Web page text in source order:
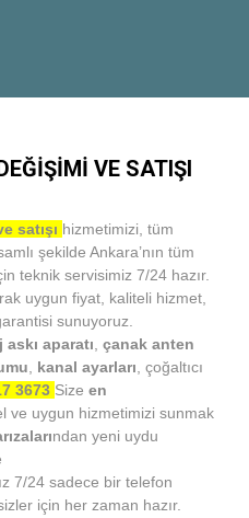
VE SATIŞI
satışı hizmetimizi, tüm
şekilde Ankara’nın tüm
teknik servisimiz 7/24 hazır.
uygun fiyat, kaliteli hizmet,
sunuyoruz.
aparatı, çanak anten
, kanal ayarları, çoğaltıcı
3673 Size en
ve uygun hizmetimizi sunmak
ndan yeni uydu
7/24 sadece bir telefon
için her zaman hazır.